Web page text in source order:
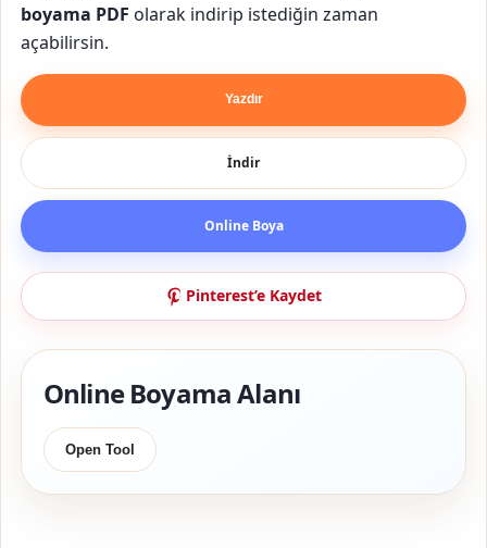
boyama PDF olarak indirip istediğin zaman
açabilirsin.
Yazdır
İndir
Online Boya
Pinterest’e Kaydet
Online Boyama Alanı
Open Tool